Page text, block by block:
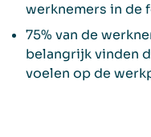
werknemers in de
75% van de
belangrijk vinden
voelen op de